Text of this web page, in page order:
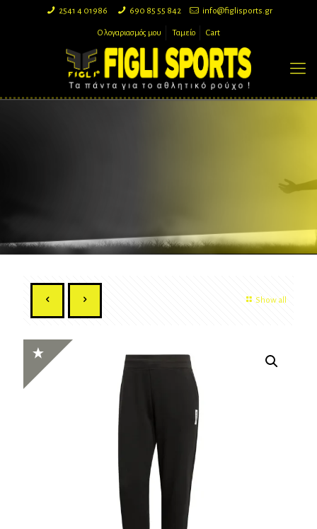
2541 4 01986 690 85 55 842 info@figlisports.gr
Ο λογαριασμός μου Ταμείο Cart
Show all